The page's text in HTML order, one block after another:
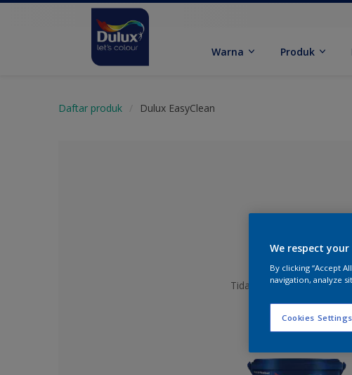
Warna Produk
Daftar produk Dulux EasyClean
Tidak Ada Warna yang
We respect your
By clicking “Accept
navigation, analyze
Cookies Settings